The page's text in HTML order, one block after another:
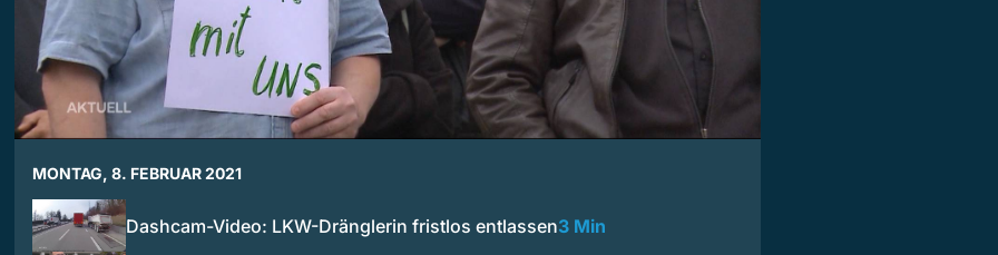
MONTAG, 8. FEBRUAR 2021
Dashcam-Video: LKW-Dränglerin fristlos entlassen3 Min